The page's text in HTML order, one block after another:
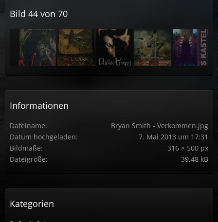
Bild 44 von 70
Informationen
Dateiname
Bryan Smith - Verkommen.jpg
Datum hochgeladen
7. Mai 2013 um 17:31
Bildmaße
316 × 500 px
Dateigröße
39,48 kB
Kategorien